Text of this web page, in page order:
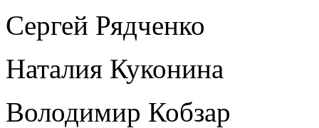
Сергей Рядченко
Наталия Куконина
Володимир Кобзар